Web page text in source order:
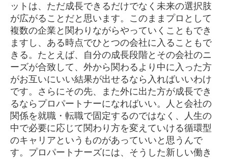
ットは、ただ成長できるだけでなく未来の選択肢
が広がることだと思います。このままプロとして
複数の企業と関わりながらやっていくこともでき
ますし、ある時点でひとつの会社に入ることもで
きる。たとえば、自分の成長段階とその会社のニ
ーズが合致して、外から関わるより中に入った方
がお互いにいい結果が出せるなら入ればいいわけ
です。さらにその先、また外に出た方が成長でき
るならプロパートナーになればいい。人と会社の
関係を就職・転職で固定するのではなく、人生の
中で必要に応じて関わり方を変えていける循環型
のキャリアというものがあっていいと思うんで
す。プロパートナーズには、そうした新しい働き